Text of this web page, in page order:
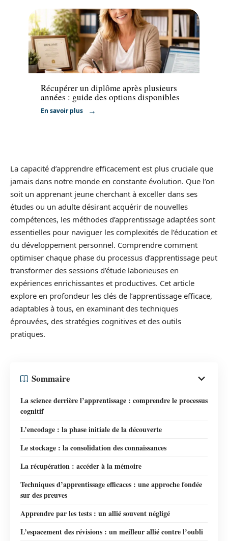
Formation
Récupérer un diplôme après plusieurs
années : guide des options disponibles
En savoir plus
La capacité d’apprendre efficacement est plus cruciale que
jamais dans notre monde en constante évolution. Que l’on
soit un apprenant jeune cherchant à exceller dans ses
études ou un adulte désirant acquérir de nouvelles
compétences, les méthodes d’apprentissage adaptées sont
essentielles pour naviguer les complexités de l’éducation et
du développement personnel. Comprendre comment
optimiser chaque phase du processus d’apprentissage peut
transformer des sessions d’étude laborieuses en
expériences enrichissantes et productives. Cet article
explore en profondeur les clés de l’apprentissage efficace,
adaptables à tous, en examinant des techniques
éprouvées, des stratégies cognitives et des outils
pratiques.
Sommaire
La science derrière l’apprentissage : comprendre le processus
cognitif
L’encodage : la phase initiale de la découverte
Le stockage : la consolidation des connaissances
La récupération : accéder à la mémoire
Techniques d’apprentissage efficaces : une approche fondée
sur des preuves
Apprendre par les tests : un allié souvent négligé
L’espacement des révisions : un meilleur allié contre l’oubli